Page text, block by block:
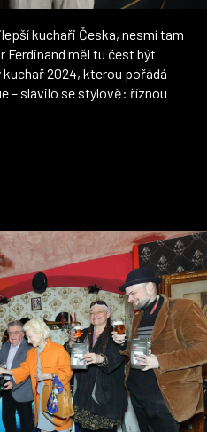
kuchaři Česka, nesmí tam
Ferdinand měl tu čest být
2024, kterou pořádá
– slavilo se stylově: říznou